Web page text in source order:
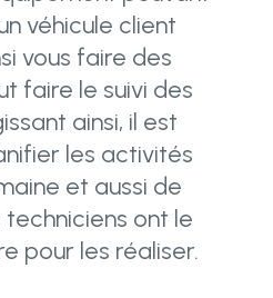
véhicule client
vous faire des
faire le suivi des
ainsi, il est
les activités
et aussi de
techniciens ont le
pour les réaliser.